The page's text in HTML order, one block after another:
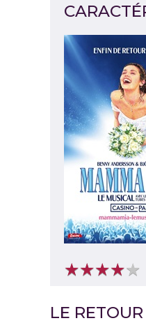
★★★★★
★★★★★
LE